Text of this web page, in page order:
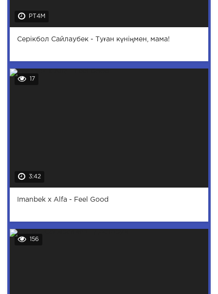
PT4M
Серікбол Сайлаубек - Туған күніңмен, мама!
17
3:42
Imanbek x Alfa - Feel Good
156